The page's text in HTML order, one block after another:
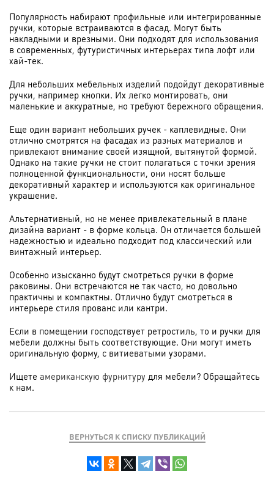
Популярность набирают профильные или интегрированные
ручки, которые встраиваются в фасад. Могут быть
накладными и врезными. Они подходят для использования
в современных, футуристичных интерьерах типа лофт или
хай-тек.
Для небольших мебельных изделий подойдут декоративные
ручки, например кнопки. Их легко монтировать, они
маленькие и аккуратные, но требуют бережного обращения.
Еще один вариант небольших ручек - каплевидные. Они
отлично смотрятся на фасадах из разных материалов и
привлекают внимание своей изящной, вытянутой формой.
Однако на такие ручки не стоит полагаться с точки зрения
полноценной функциональности, они носят больше
декоративный характер и используются как оригинальное
украшение.
Альтернативный, но не менее привлекательный в плане
дизайна вариант - в форме кольца. Он отличается большей
надежностью и идеально подходит под классический или
винтажный интерьер.
Особенно изысканно будут смотреться ручки в форме
раковины. Они встречаются не так часто, но довольно
практичны и компактны. Отлично будут смотреться в
интерьере стиля прованс или кантри.
Если в помещении господствует ретростиль, то и ручки для
мебели должны быть соответствующие. Они могут иметь
оригинальную форму, с витиеватыми узорами.
Ищете американскую фурнитуру для мебели? Обращайтесь
к нам.
ВЕРНУТЬСЯ К СПИСКУ ПУБЛИКАЦИЙ